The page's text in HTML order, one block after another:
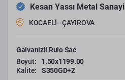
Kesan Yassı Metal Sanayi
KOCAELİ - ÇAYIROVA
Galvanizli Rulo Sac
Boyut:
1.50x1199.00
Kalite:
S350GD+Z